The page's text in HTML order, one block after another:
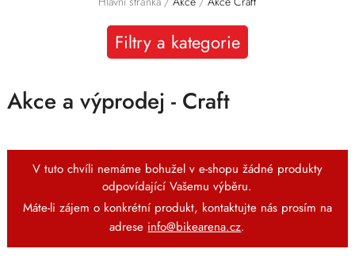
Filtry a kategorie
Akce a výprodej - Craft
V tuto chvíli nemáme bohužel v e-shopu žádné produkty
odpovídající Vašemu výběru.
Máte-li zájem o konkrétní produkt, kontaktujte nás prosím na
adrese info@bikearena.cz.